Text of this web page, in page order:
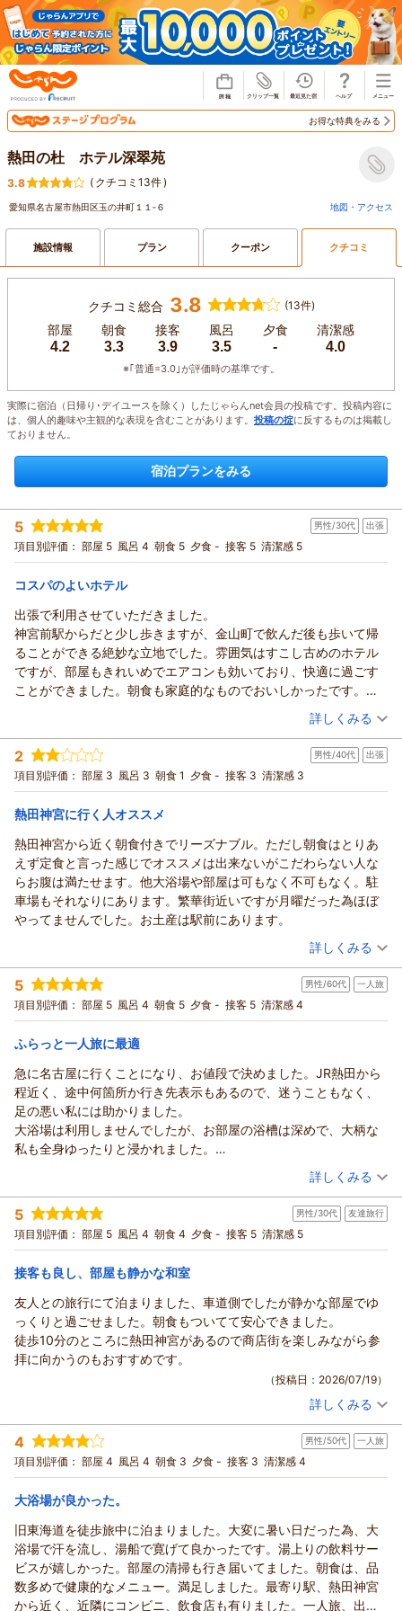
お得な特典をみる
熱田の杜 ホテル深翠苑
3.8 ( クチコミ13件)
愛知県名古屋市熱田区玉の井町１１‐６ 地図・アクセス
施設情報 プラン クーポン クチコミ
クチコミ総合 3.8 (13件)
部屋
4.2
朝食
3.3
接客
3.9
風呂
3.5
夕食
-
清潔感
4.0
※｢普通=3.0｣が評価時の基準です。
実際に宿泊（日帰り･デイユースを除く）したじゃらんnet会員の投稿です。投稿内容に
は、個人的趣味や主観的な表現を含むことがあります。 投稿の掟に反するものは掲載し
ておりません。
宿泊プランをみる
5 男性/30代 出張
項目別評価： 部屋 5 風呂 4 朝食 5 夕食 - 接客 5 清潔感 5
コスパのよいホテル
出張で利用させていただきました。
神宮前駅からだと少し歩きますが、金山町で飲んだ後も歩いて帰
ることができる絶妙な立地でした。雰囲気はすこし古めのホテル
ですが、部屋もきれいめでエアコンも効いており、快適に過ごす
ことができました。朝食も家庭的なものでおいしかったです。
大浴場や廊下はエアコンがあまり効いておらず、お風呂上りや部
屋までもどるまでにすこし汗をかいてしまう、という点が少し残
念でしたが総合的に満足です。
（投稿日：2026/07/29）
宿泊時期： 2026年07月宿泊 (出張)
投稿者： いるかさん
宿泊プラン： ☆ビジネスマン応援！シングルプラン（朝食無料サービス）☆
シングル 朝のみ
宿泊価格帯： 6,001～7,000円(大人一人あたり/税込)
詳しくみる
2 男性/40代 出張
項目別評価： 部屋 3 風呂 3 朝食 1 夕食 - 接客 3 清潔感 3
熱田神宮に行く人オススメ
熱田神宮から近く朝食付きでリーズナブル。ただし朝食はとりあ
えず定食と言った感じでオススメは出来ないがこだわらない人な
らお腹は満たせます。他大浴場や部屋は可もなく不可もなく。駐
車場もそれなりにあります。繁華街近いですが月曜だった為ほぼ
やってませんでした。お土産は駅前にあります。
（投稿日：2026/07/28）
宿泊時期： 2026年07月宿泊 (出張)
投稿者： マサさん
宿泊プラン： ☆ビジネスマン応援！シングルプラン（朝食無料サービス）☆
シングル 朝のみ
宿泊価格帯： 6,001～7,000円(大人一人あたり/税込)
詳しくみる
5 男性/60代 一人旅
項目別評価： 部屋 5 風呂 4 朝食 5 夕食 - 接客 5 清潔感 4
ふらっと一人旅に最適
急に名古屋に行くことになり、お値段で決めました。JR熱田から
程近く、途中何箇所か行き先表示もあるので、迷うこともなく、
足の悪い私には助かりました。
大浴場は利用しませんでしたが、お部屋の浴槽は深めで、大柄な
私も全身ゆったりと浸かれました。
朝食は、和洋定食のような感じで、白米は好きなだけ食べられる
みたいで、朝からたっぷり食べたい人にはいいかも。
実は、最初案内されたお部屋のエアコンの調子が悪く、その旨伝
えたところ、即座にお部屋の変更対応をしていただきました。
昔ながらの感じが漂い、アットホームで、昭和世代の私には快適
（投稿日：2026/07/19）
宿泊時期： 2026年07月宿泊 (一人旅)
投稿者： TakeTakeさん
宿泊プラン： ☆ビジネスマン応援！シングルプラン（朝食無料サービス）☆
シングル 朝のみ
宿泊価格帯： 8,001～9,000円(大人一人あたり/税込)
詳しくみる
5 男性/30代 友達旅行
項目別評価： 部屋 5 風呂 4 朝食 4 夕食 - 接客 5 清潔感 5
接客も良し、部屋も静かな和室
友人との旅行にて泊まりました、車道側でしたが静かな部屋でゆ
っくりと過ごせました。朝食もついてて安心できました。
徒歩10分のところに熱田神宮があるので商店街を楽しみながら参
拝に向かうのもおすすめです。
（投稿日：2026/07/19）
投稿者： アンクさん(男性/30代)
宿泊プラン： ☆ファミリー旅行に最適！和室プラン（朝食無料サービス）☆
和室 朝のみ
宿泊価格帯： 8,001～9,000円(大人一人あたり/税込)
詳しくみる
4 男性/50代 一人旅
項目別評価： 部屋 4 風呂 4 朝食 3 夕食 - 接客 3 清潔感 4
大浴場が良かった。
旧東海道を徒歩旅中に泊まりました。大変に暑い日だった為、大
浴場で汗を流し、湯船で寛げて良かったです。湯上りの飲料サー
ビスが嬉しかった。部屋の清掃も行き届いてました。朝食は、品
数多めで健康的なメニュー。満足しました。最寄り駅、熱田神宮
から近く、近隣にコンビニ、飲食店も有りました。一人旅、出張